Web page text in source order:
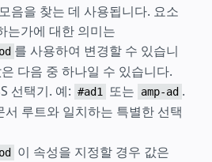
음을 찾는 데 사용됩니다. 요소
는가에 대한 의미는
를 사용하여 변경할 수 있습니
다음 중 하나일 수 있습니다.
선택기. 예: #ad1 또는 amp-ad .
서 루트와 일치하는 특별한 선택
이 속성을 지정할 경우 값은